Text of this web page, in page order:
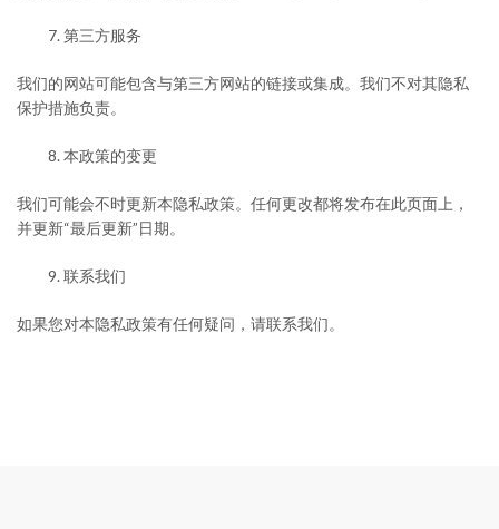
第三方服务
我们的网站可能包含与第三方网站的链接或集成。我们不对其隐私
保护措施负责。
本政策的变更
我们可能会不时更新本隐私政策。任何更改都将发布在此页面上，
并更新“最后更新”日期。
联系我们
如果您对本隐私政策有任何疑问，请联系我们。